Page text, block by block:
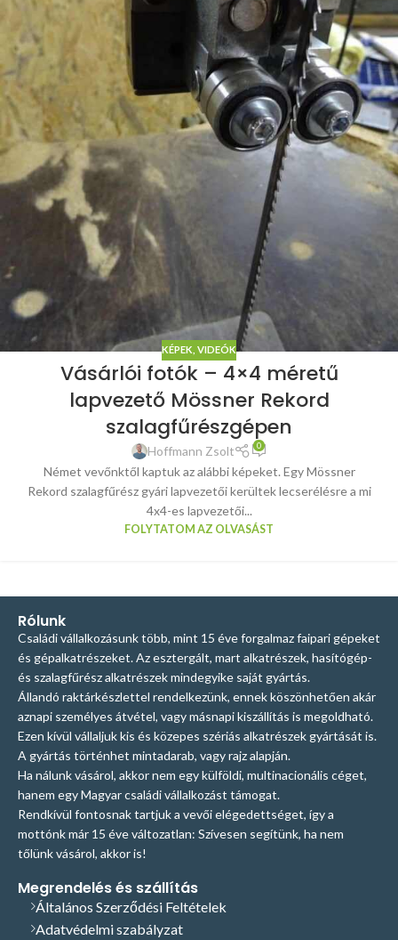
KÉPEK, VIDEÓK
Vásárlói fotók – 4×4 méretű
lapvezető Mössner Rekord
szalagfűrészgépen
Hoffmann Zsolt 0
Német vevőnktől kaptuk az alábbi képeket. Egy Mössner
Rekord szalagfűrész gyári lapvezetői kerültek lecserélésre a mi
4x4-es lapvezetői...
FOLYTATOM AZ OLVASÁST
Rólunk
Családi vállalkozásunk több, mint 15 éve forgalmaz faipari gépeket
és gépalkatrészeket. Az esztergált, mart alkatrészek, hasítógép-
és szalagfűrész alkatrészek mindegyike saját gyártás.
Állandó raktárkészlettel rendelkezünk, ennek köszönhetően akár
aznapi személyes átvétel, vagy másnapi kiszállítás is megoldható.
Ezen kívül vállaljuk kis és közepes szériás alkatrészek gyártását is.
A gyártás történhet mintadarab, vagy rajz alapján.
Ha nálunk vásárol, akkor nem egy külföldi, multinacionális céget,
hanem egy Magyar családi vállalkozást támogat.
Rendkívül fontosnak tartjuk a vevői elégedettséget, így a
mottónk már 15 éve változatlan: Szívesen segítünk, ha nem
tőlünk vásárol, akkor is!
Megrendelés és szállítás
Általános Szerződési Feltételek
Adatvédelmi szabályzat